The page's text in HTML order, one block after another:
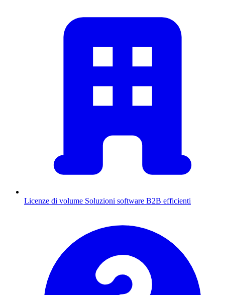
Licenze di volume Soluzioni software B2B efficienti